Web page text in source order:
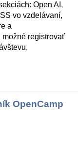
Open AI,
vo vzdelávaní,
a
možné registrovať
OpenCamp